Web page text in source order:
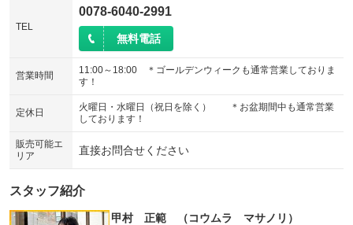
TEL
0078-6040-2991
無料電話
営業時間
11:00～18:00 ＊ゴールデンウィークも通常営業しておりま
す！
定休日
火曜日・水曜日（祝日を除く） ＊お盆期間中も通常営業
しております！
販売可能エ
リア
直接お問合せください
スタッフ紹介
甲村 正範 （コウムラ マサノリ）